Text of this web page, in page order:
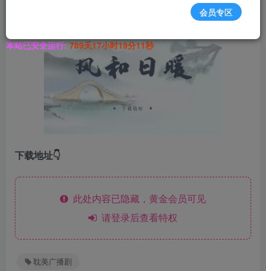
下载地址👇
此处内容已隐藏，黄金会员可见
请登录后查看特权
耽美广播剧
会员专区
本站已安全运行: 789天17小时19分12秒